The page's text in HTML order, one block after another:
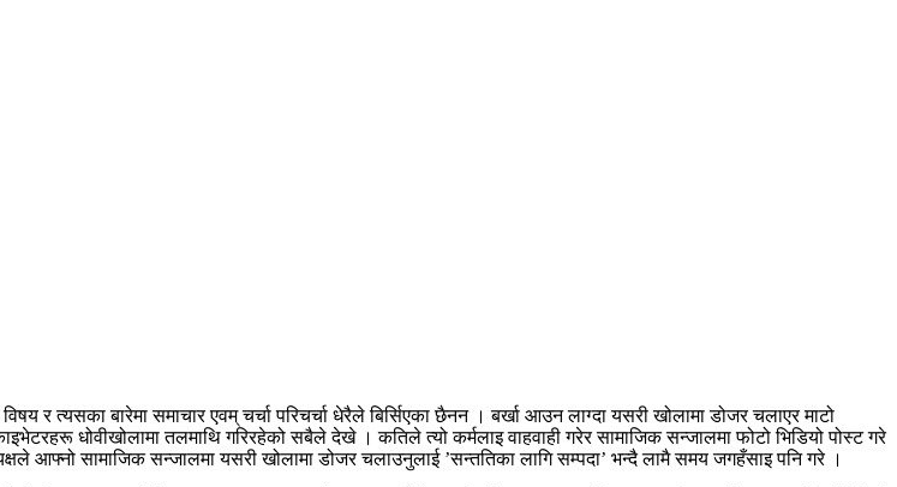
र त्यसका बारेमा समाचार एवम् चर्चा परिचर्चा धेरैले बिर्सिएका छैनन । बर्खा आउन लाग्दा यसरी खोलामा डोजर चलाएर माटो
धोवीखोलामा तलमाथि गरिरहेको सबैले देखे । कतिले त्यो कर्मलाइ वाहवाही गरेर सामाजिक सन्जालमा फोटो भिडियो पोस्ट गरे
सामाजिक सन्जालमा यसरी खोलामा डोजर चलाउनुलाई ’सन्ततिका लागि सम्पदा’ भन्दै लामै समय जगहँसाइ पनि गरे ।